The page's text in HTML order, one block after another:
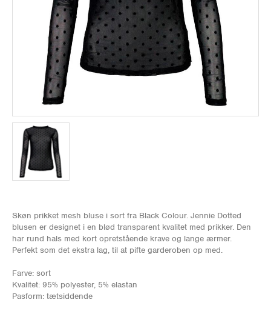
Skøn prikket mesh bluse i sort fra Black Colour. Jennie Dotted
blusen er designet i en blød transparent kvalitet med prikker. Den
har rund hals med kort opretstående krave og lange ærmer.
Perfekt som det ekstra lag, til at pifte garderoben op med.
Farve: sort
Kvalitet: 95% polyester, 5% elastan
Pasform: tætsiddende